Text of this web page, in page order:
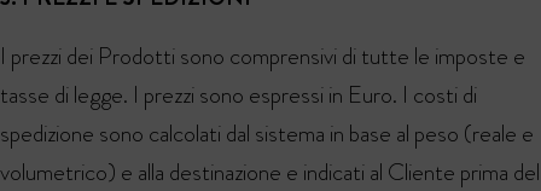
I prezzi dei Prodotti sono comprensivi di tutte le imposte e
tasse di legge. I prezzi sono espressi in Euro. I costi di
spedizione sono calcolati dal sistema in base al peso (reale e
volumetrico) e alla destinazione e indicati al Cliente prima del